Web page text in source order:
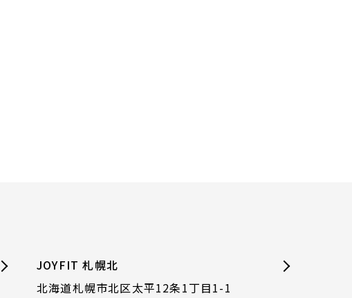
JOYFIT 札幌北
北海道札幌市北区太平12条1丁目1-1